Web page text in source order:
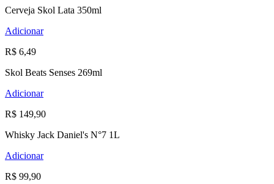
Cerveja Skol Lata 350ml
Adicionar
R$ 6,49
Skol Beats Senses 269ml
Adicionar
R$ 149,90
Whisky Jack Daniel's N°7 1L
Adicionar
R$ 99,90